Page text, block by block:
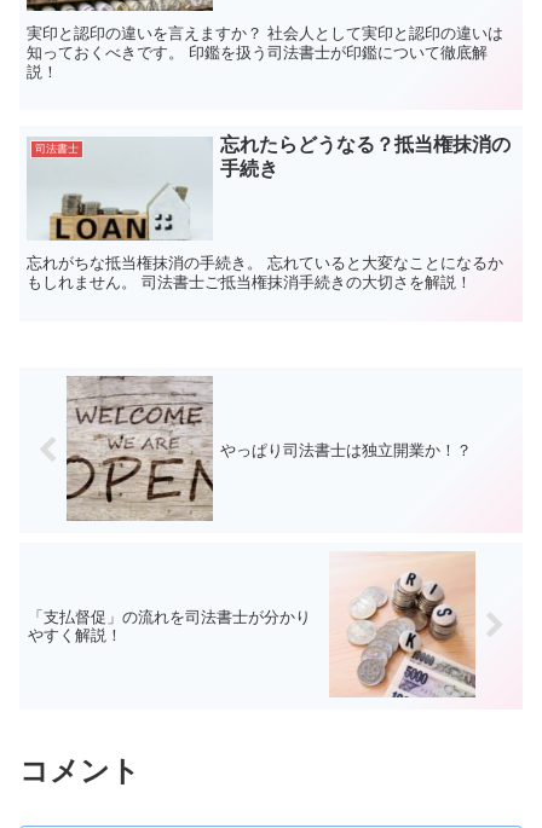
実印と認印の違いを言えますか？ 社会人として実印と認印の違いは
知っておくべきです。 印鑑を扱う司法書士が印鑑について徹底解
説！
司法書士
忘れたらどうなる？抵当権抹消の
手続き
忘れがちな抵当権抹消の手続き。 忘れていると大変なことになるか
もしれません。 司法書士ご抵当権抹消手続きの大切さを解説！
やっぱり司法書士は独立開業か！？
「支払督促」の流れを司法書士が分かり
やすく解説！
コメント